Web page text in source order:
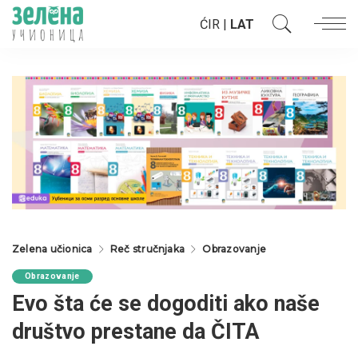
ĆIR | LAT
Zelena učionica Reč stručnjaka Obrazovanje
Obrazovanje
Evo šta će se dogoditi ako naše
društvo prestane da ČITA